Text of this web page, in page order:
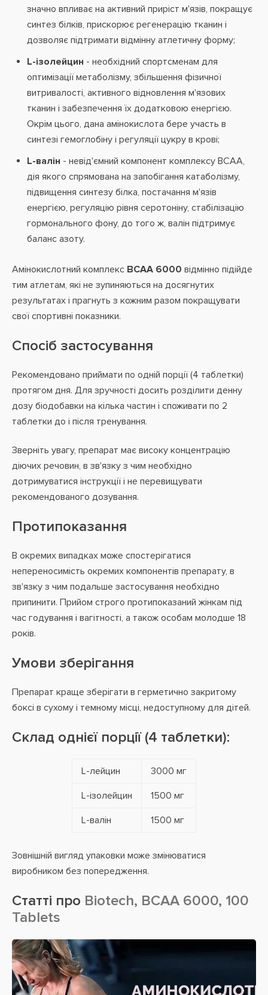
значно впливає на активний приріст м'язів, покращує
синтез білків, прискорює регенерацію тканин і
дозволяє підтримати відмінну атлетичну форму;
L-ізолейцин - необхідний спортсменам для
оптимізації метаболізму, збільшення фізичної
витривалості, активного відновлення м'язових
тканин і забезпечення їх додатковою енергією.
Окрім цього, дана амінокислота бере участь в
синтезі гемоглобіну і регуляції цукру в крові;
L-валін - невід'ємний компонент комплексу BCAA,
дія якого спрямована на запобігання катаболізму,
підвищення синтезу білка, постачання м'язів
енергією, регуляцію рівня серотоніну, стабілізацію
гормонального фону, до того ж, валін підтримує
баланс азоту.
Амінокислотний комплекс BCAA 6000 відмінно підійде
тим атлетам, які не зупиняються на досягнутих
результатах і прагнуть з кожним разом покращувати
свої спортивні показники.
Спосіб застосування
Рекомендовано приймати по одній порції (4 таблетки)
протягом дня. Для зручності досить розділити денну
дозу біодобавки на кілька частин і споживати по 2
таблетки до і після тренування.
Зверніть увагу, препарат має високу концентрацію
діючих речовин, в зв'язку з чим необхідно
дотримуватися інструкції і не перевищувати
рекомендованого дозування.
Протипоказання
В окремих випадках може спостерігатися
непереносимість окремих компонентів препарату, в
зв'язку з чим подальше застосування необхідно
припинити. Прийом строго протипоказаний жінкам під
час годування і вагітності, а також особам молодше 18
років.
Умови зберігання
Препарат краще зберігати в герметично закритому
боксі в сухому і темному місці, недоступному для дітей.
Склад однієї порції (4 таблетки):
L-лейцин 3000 мг
L-ізолейцин 1500 мг
L-валін 1500 мг
Зовнішній вигляд упаковки може змінюватися
виробником без попередження.
Статті про Biotech, BCAA 6000, 100
Tablets